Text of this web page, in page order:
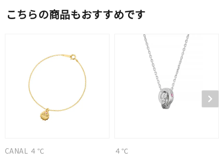
こちらの商品もおすすめです
CANAL ４℃ ４℃